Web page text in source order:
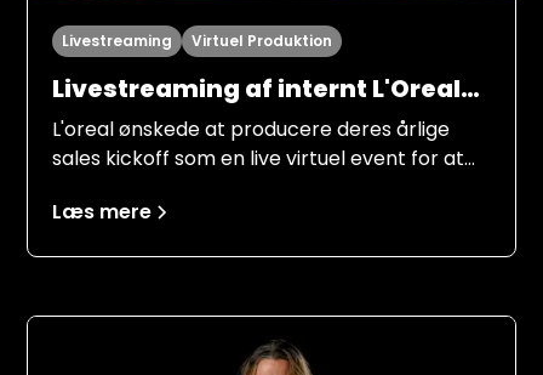
Livestreaming Virtuel Produktion
Livestreaming af internt L'Oreal
Kickoff "LDB always on top"
L'oreal ønskede at producere deres årlige
sales kickoff som en live virtuel event for at
personer fra ledelsen, marketing og
Læs mere